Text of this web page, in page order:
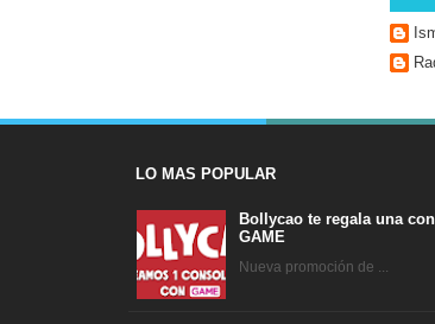
LO MAS POPULAR
Bollycao te regala una
GAME
Nueva promoción de ...